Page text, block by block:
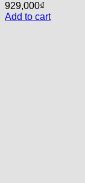
929,000₫
Add to cart